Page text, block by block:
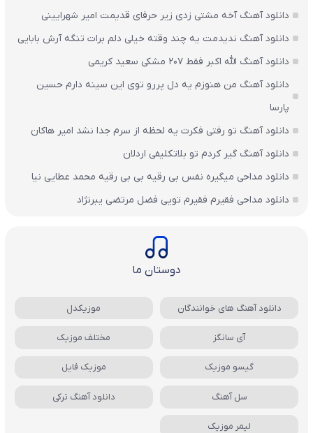
دانلود آهنگ آخه مشتی زدی زیر حرفای قدیمت امیر شهرایینی
دانلود آهنگ ندیدمت یه چند وقته خیلی دلم برات تنگه آرش بابایی
دانلود آهنگ الله اکبر فقط 207 مشکی سعید کریمی
دانلود آهنگ من هنوزم یه دل پررو توی این سینه دارم حسین
پارسا
دانلود آهنگ تو رفتی فکرت یه لحظه از سرم جدا نشد امیر هاکان
دانلود آهنگ گیر کردم تو بلاتکلیفی اردلان
دانلود مداحی میگیره نفس بی رقیه بی بی رقیه محمد عطایی نیا
دانلود مداحی فقیرم فقیرم تویی فضل مرتضی یبرنژاد
دوستان ما
دانلود آهنگ های خوانندگان موزیکدل
آی سانگز مختلف موزیک
گیسو موزیک موزیک فایل
سل آهنگ دانلود آهنگ ترکی
لیمر موزیک